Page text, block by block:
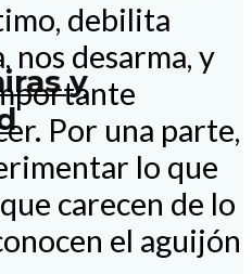
y
debilita
nos desarma, y
Por una parte,
lo que
carecen de lo
el aguijón